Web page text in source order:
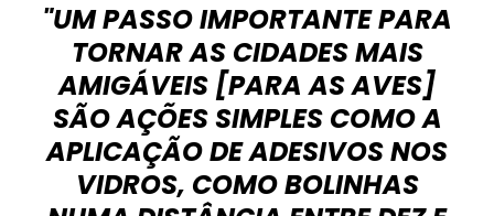
"UM PASSO IMPORTANTE PARA
TORNAR AS CIDADES MAIS
AMIGÁVEIS [PARA AS AVES]
SÃO AÇÕES SIMPLES COMO A
APLICAÇÃO DE ADESIVOS NOS
VIDROS, COMO BOLINHAS